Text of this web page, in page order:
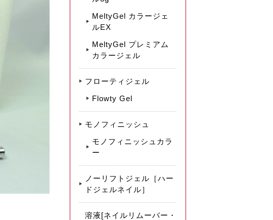
MeltyGel カラージェ
ルEX
MeltyGel プレミアム
カラージェル
フローティジェル
Flowty Gel
モノフィニッシュ
モノフィニッシュカラ
ー
ノーリフトジェル［ハー
ドジェルネイル］
溶液[ネイルリムーバー・